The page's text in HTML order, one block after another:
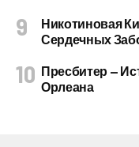
Никотиновая
Сердечных
Пресбитер —
Орлеана